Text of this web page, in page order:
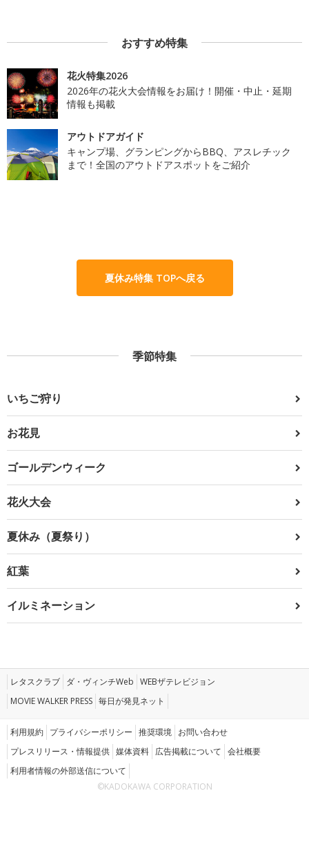
おすすめ特集
花火特集2026
2026年の花火大会情報をお届け！開催・中止・延期
情報も掲載
アウトドアガイド
キャンプ場、グランピングからBBQ、アスレチック
まで！全国のアウトドアスポットをご紹介
夏休み特集 TOPへ戻る
季節特集
いちご狩り
お花見
ゴールデンウィーク
花火大会
夏休み（夏祭り）
紅葉
イルミネーション
レタスクラブ ダ・ヴィンチWeb WEBザテレビジョン
MOVIE WALKER PRESS 毎日が発見ネット
利用規約 プライバシーポリシー 推奨環境 お問い合わせ
プレスリリース・情報提供 媒体資料 広告掲載について 会社概要
利用者情報の外部送信について
©KADOKAWA CORPORATION